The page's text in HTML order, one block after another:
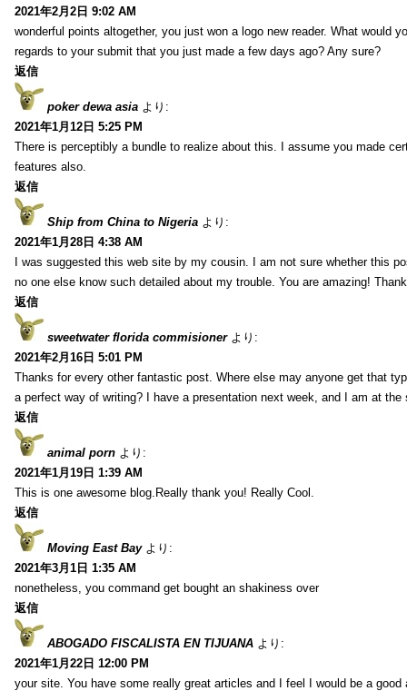
2021年2月2日 9:02 AM
wonderful points altogether, you just won a logo new reader. What would
regards to your submit that you just made a few days ago? Any sure?
返信
poker dewa asia より:
2021年1月12日 5:25 PM
There is perceptibly a bundle to realize about this. I assume you made
features also.
返信
Ship from China to Nigeria より:
2021年1月28日 4:38 AM
I was suggested this web site by my cousin. I am not sure whether this
no one else know such detailed about my trouble. You are amazing!
返信
sweetwater florida commisioner より:
2021年2月16日 5:01 PM
Thanks for every other fantastic post. Where else may anyone get that
a perfect way of writing? I have a presentation next week, and I am at the
返信
animal porn より:
2021年1月19日 1:39 AM
This is one awesome blog.Really thank you! Really Cool.
返信
Moving East Bay より:
2021年3月1日 1:35 AM
nonetheless, you command get bought an shakiness over
返信
ABOGADO FISCALISTA EN TIJUANA より:
2021年1月22日 12:00 PM
your site. You have some really great articles and I feel I would be a good